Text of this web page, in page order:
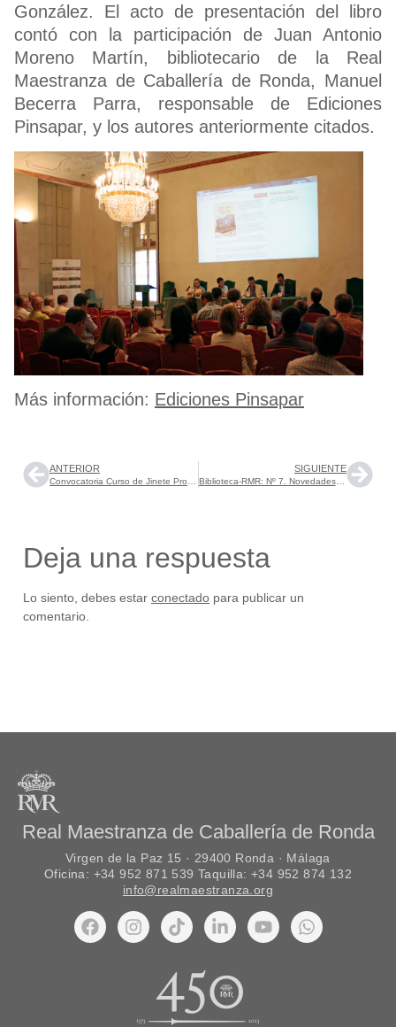
González. El acto de presentación del libro
contó con la participación de Juan Antonio
Moreno Martín, bibliotecario de la Real
Maestranza de Caballería de Ronda, Manuel
Becerra Parra, responsable de Ediciones
Pinsapar, y los autores anteriormente citados.
Más información: Ediciones Pinsapar
ANTERIOR SIGUIENTE
Biblioteca-RMR: Nº 7. Novedades. Julio 2014.
Deja una respuesta
Lo siento, debes estar conectado para publicar un
comentario.
Real Maestranza de Caballería de Ronda
Virgen de la Paz 15 · 29400 Ronda · Málaga
Oficina: +34 952 871 539 Taquilla: +34 952 874 132
info@realmaestranza.org